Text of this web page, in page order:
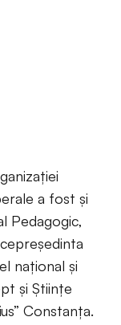
a fost și
Pedagogic,
național și
și Științe
Constanța.